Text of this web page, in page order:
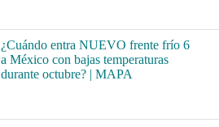
¿Cuándo entra NUEVO frente frío 6
a México con bajas temperaturas
durante octubre? | MAPA